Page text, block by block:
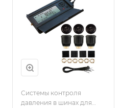
Системы контроля
давления в шинах для